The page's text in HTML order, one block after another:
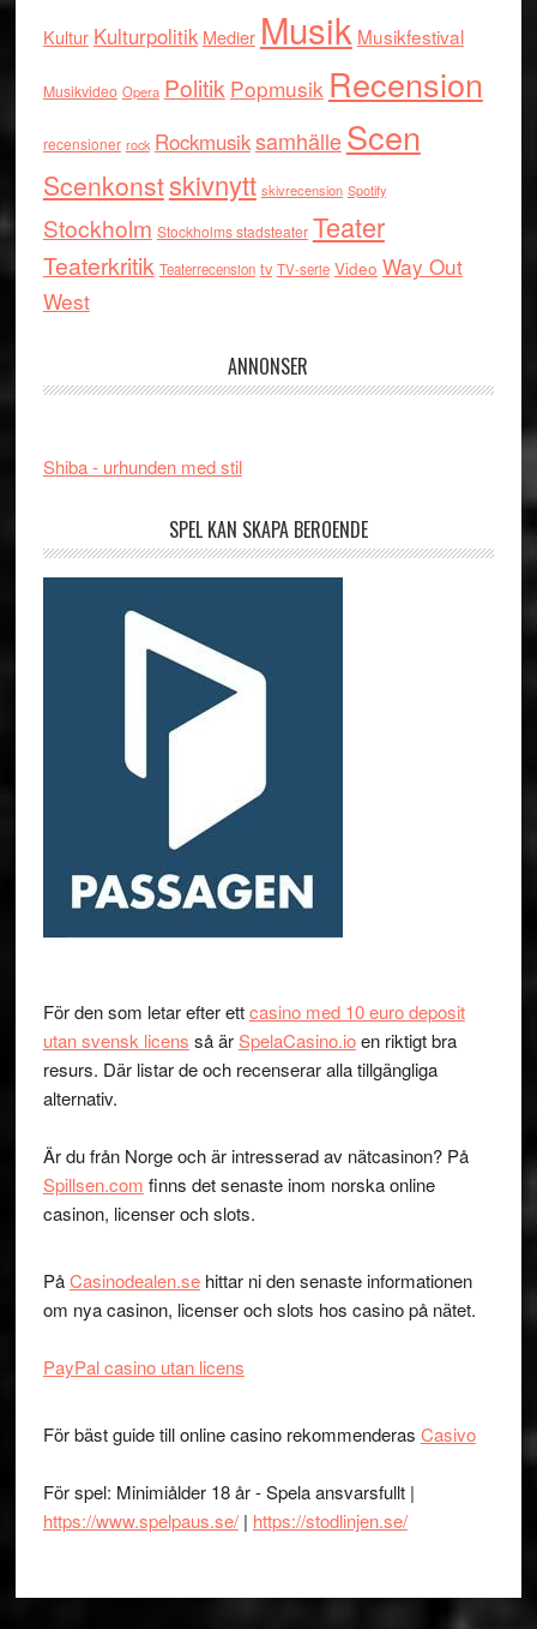
Kultur Kulturpolitik Medier Musik Musikfestival
Musikvideo Opera Politik Popmusik Recension
recensioner rock RockmusiksamhälleScen
Scenkonstskivnytt skivrecension Spotify
Stockholm Stockholms stadsteater Teater
Teaterkritik Teaterrecension tv TV-serie Video Way Out
West
ANNONSER
Shiba - urhunden med stil
SPEL KAN SKAPA BEROENDE
För den som letar efter ettcasino med 10 euro deposit
utan svensk licens så ärSpelaCasino.ioen riktigt bra
resurs. Där listar de och recenserar alla tillgängliga
alternativ.
Är du från Norge och är intresserad av nätcasinon? På
Spillsen.com finns det senaste inom norska online
casinon, licenser och slots.
PåCasinodealen.sehittar ni den senaste informationen
om nya casinon, licenser och slots hos casino på nätet.
PayPal casino utan licens
För bäst guide till online casino rekommenderas Casivo
För spel: Minimiålder 18 år - Spela ansvarsfullt |
https://www.spelpaus.se/| https://stodlinjen.se/